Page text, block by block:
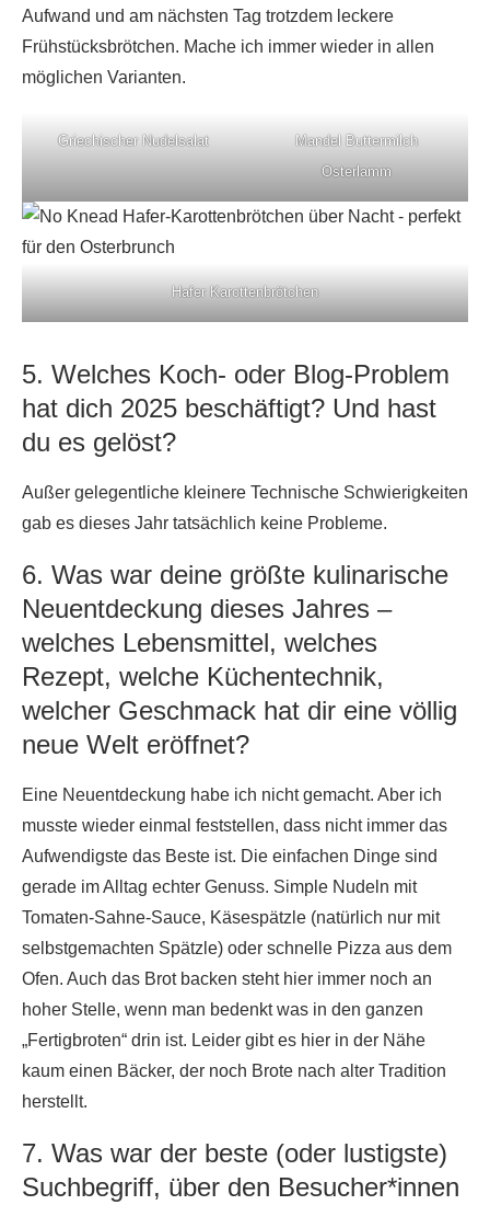
Aufwand und am nächsten Tag trotzdem leckere
Frühstücksbrötchen. Mache ich immer wieder in allen
möglichen Varianten.
Griechischer Nudelsalat
Mandel Buttermilch
Osterlamm
Hafer Karottenbrötchen
5. Welches Koch- oder Blog-Problem
hat dich 2025 beschäftigt? Und hast
du es gelöst?
Außer gelegentliche kleinere Technische Schwierigkeiten
gab es dieses Jahr tatsächlich keine Probleme.
6. Was war deine größte kulinarische
Neuentdeckung dieses Jahres –
welches Lebensmittel, welches
Rezept, welche Küchentechnik,
welcher Geschmack hat dir eine völlig
neue Welt eröffnet?
Eine Neuentdeckung habe ich nicht gemacht. Aber ich
musste wieder einmal feststellen, dass nicht immer das
Aufwendigste das Beste ist. Die einfachen Dinge sind
gerade im Alltag echter Genuss. Simple Nudeln mit
Tomaten-Sahne-Sauce, Käsespätzle (natürlich nur mit
selbstgemachten Spätzle) oder schnelle Pizza aus dem
Ofen. Auch das Brot backen steht hier immer noch an
hoher Stelle, wenn man bedenkt was in den ganzen
„Fertigbroten“ drin ist. Leider gibt es hier in der Nähe
kaum einen Bäcker, der noch Brote nach alter Tradition
herstellt.
7. Was war der beste (oder lustigste)
Suchbegriff, über den Besucher*innen